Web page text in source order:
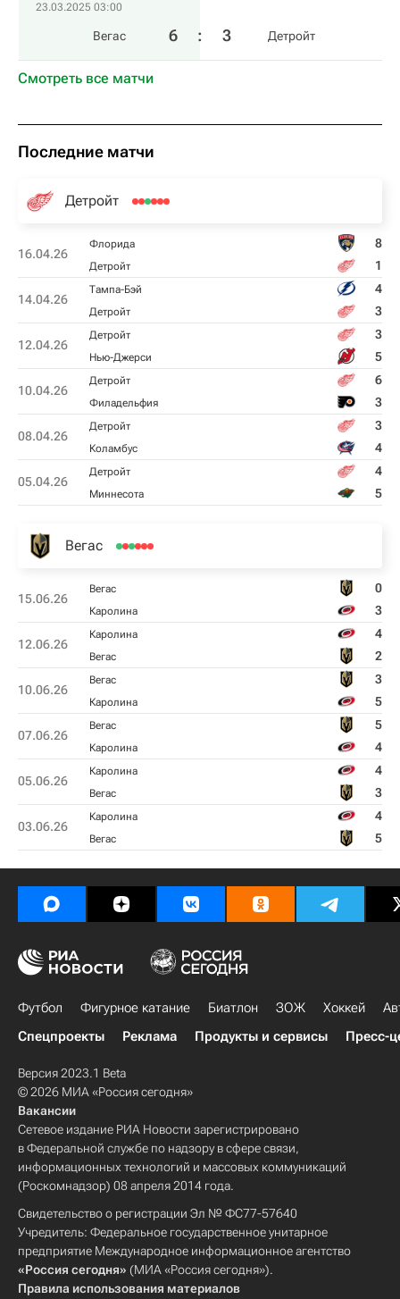
23.03.2025 03:00
Вегас 6 : 3 Детройт
Смотреть все матчи
Последние матчи
Детройт
16.04.26
Флорида 8
Детройт 1
14.04.26
Тампа-Бэй 4
Детройт 3
12.04.26
Детройт 3
Нью-Джерси 5
10.04.26
Детройт 6
Филадельфия 3
08.04.26
Детройт 3
Коламбус 4
05.04.26
Детройт 4
Миннесота 5
Вегас
15.06.26
Вегас 0
Каролина 3
12.06.26
Каролина 4
Вегас 2
10.06.26
Вегас 3
Каролина 5
07.06.26
Вегас 5
Каролина 4
05.06.26
Каролина 4
Вегас 3
03.06.26
Каролина 4
Вегас 5
Футбол Фигурное катание Биатлон ЗОЖ Хоккей
Спецпроекты
Реклама Продукты и сервисы Пресс-
Версия 2023.1 Beta
© 2026 МИА «Россия сегодня»
Вакансии
Сетевое издание РИА Новости зарегистрировано
в Федеральной службе по надзору в сфере связи,
информационных технологий и массовых коммуникаций
(Роскомнадзор) 08 апреля 2014 года.
Свидетельство о регистрации Эл № ФС77-57640
Учредитель: Федеральное государственное унитарное
предприятие Международное информационное агентство
«Россия сегодня» (МИА «Россия сегодня»).
Правила использования материалов